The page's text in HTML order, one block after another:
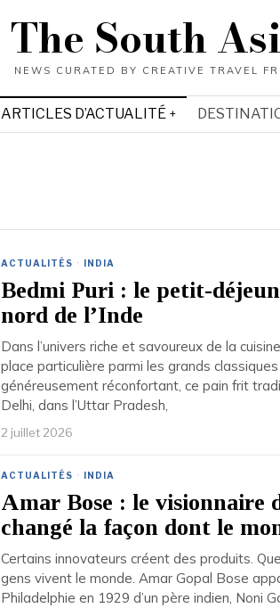
The South
ARTICLES D’ACTUALITÉ
ACTUALITÉS · INDIA
Bedmi Puri : le petit-
nord de l’Inde
Dans l’univers riche et savoureux de la
place particulière parmi les grands
généreusement réconfortant, ce pain frit
Delhi, dans l’Uttar Pradesh,
2 juillet 2026
ACTUALITÉS · INDIA
Amar Bose : le visionnaire
changé la façon dont le
Certains innovateurs créent des produits.
gens vivent le monde. Amar Gopal Bose
Philadelphie en 1929 d’un père indien, Noni